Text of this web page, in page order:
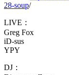
28-soup/
LIVE：
Greg Fox
iD-sus
YPY
DJ：